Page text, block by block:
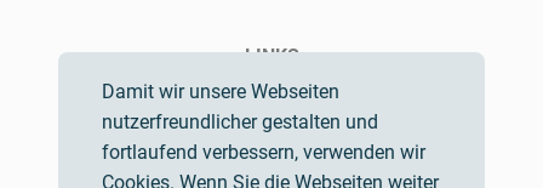
LINKS
Startseite
Über uns
Damit wir unsere Webseiten
nutzerfreundlicher gestalten und
fortlaufend verbessern, verwenden wir
Cookies. Wenn Sie die Webseiten weiter